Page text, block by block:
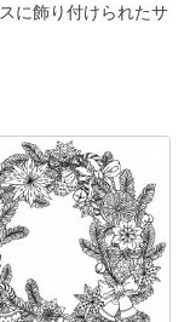
に飾り付けられたサ